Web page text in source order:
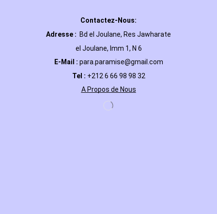
Contactez-Nous:
Adresse : Bd el Joulane, Res Jawharate
el Joulane, Imm 1, N 6
E-Mail : para.paramise@gmail.com
Tel : +212 6 66 98 98 32
A Propos de Nous